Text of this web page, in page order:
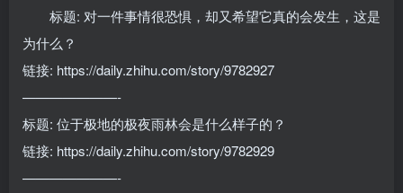
标题: 对一件事情很恐惧，却又希望它真的会发生，这是
为什么？
链接: https://daily.zhihu.com/story/9782927
———————-
标题: 位于极地的极夜雨林会是什么样子的？
链接: https://daily.zhihu.com/story/9782929
———————-